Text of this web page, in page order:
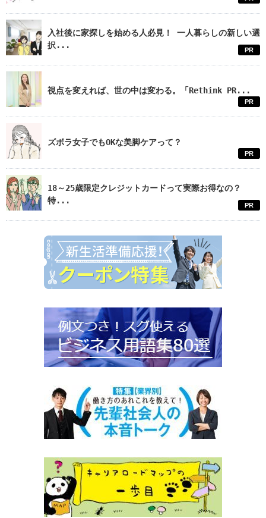
入社後に家探しを始める人必見！ 一人暮らしの新しい選
択...
PR
視点を変えれば、世の中は変わる。「Rethink PR...
PR
ズボラ女子でもOKな美脚ケアって？
PR
18～25歳限定クレジットカードって実際お得なの？
特...
PR